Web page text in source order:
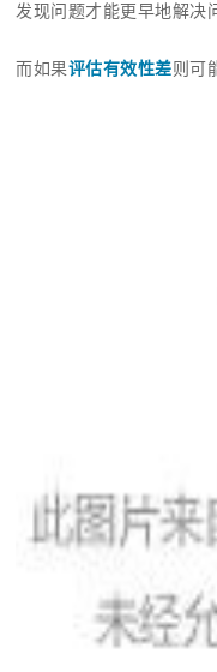
发现问题才能更早地解决
而如果评估有效性差则可